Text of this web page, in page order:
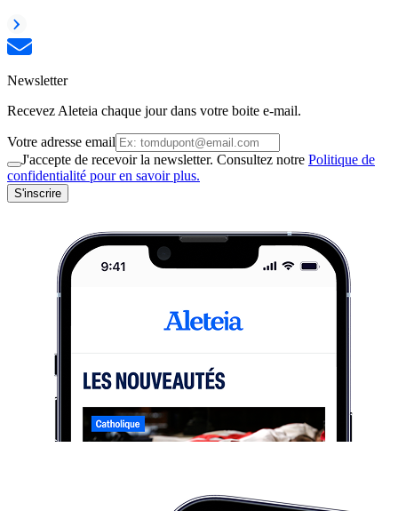
Newsletter
Recevez Aleteia chaque jour dans votre boite e-mail.
Votre adresse email
J'accepte de recevoir la newsletter. Consultez notre Politique de
confidentialité pour en savoir plus.
S'inscrire